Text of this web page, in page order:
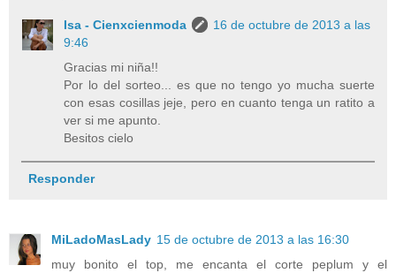
Isa - Cienxcienmoda
16 de octubre de 2013 a las
9:46
Gracias mi niña!!
Por lo del sorteo... es que no tengo yo mucha suerte
con esas cosillas jeje, pero en cuanto tenga un ratito a
ver si me apunto.
Besitos cielo
Responder
MiLadoMasLady 15 de octubre de 2013 a las 16:30
muy bonito el top, me encanta el corte peplum y el